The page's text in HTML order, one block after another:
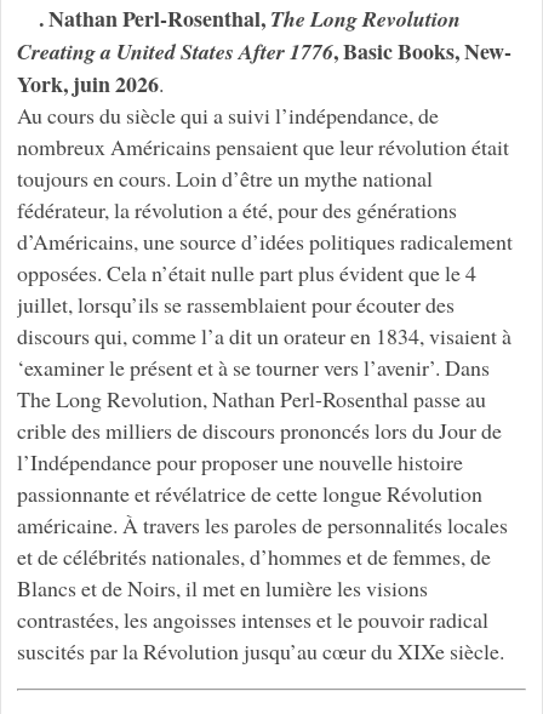
. Nathan Perl-Rosenthal, The Long Revolution
Creating a United States After 1776, Basic Books, New-
York, juin 2026.
Au cours du siècle qui a suivi l’indépendance, de
nombreux Américains pensaient que leur révolution était
toujours en cours. Loin d’être un mythe national
fédérateur, la révolution a été, pour des générations
d’Américains, une source d’idées politiques radicalement
opposées. Cela n’était nulle part plus évident que le 4
juillet, lorsqu’ils se rassemblaient pour écouter des
discours qui, comme l’a dit un orateur en 1834, visaient à
‘examiner le présent et à se tourner vers l’avenir’. Dans
The Long Revolution, Nathan Perl-Rosenthal passe au
crible des milliers de discours prononcés lors du Jour de
l’Indépendance pour proposer une nouvelle histoire
passionnante et révélatrice de cette longue Révolution
américaine. À travers les paroles de personnalités locales
et de célébrités nationales, d’hommes et de femmes, de
Blancs et de Noirs, il met en lumière les visions
contrastées, les angoisses intenses et le pouvoir radical
suscités par la Révolution jusqu’au cœur du XIXe siècle.